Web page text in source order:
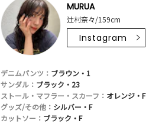
MURUA
辻村奈々/159cm
Instagram
デニムパンツ： ブラウン・1
サンダル： ブラック・23
ストール・マフラー・スカーフ： オレンジ・F
グッズ/その他： シルバー・F
カットソー： ブラック・F